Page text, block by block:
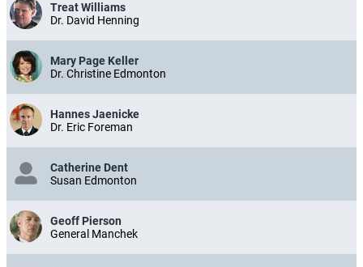
Treat Williams
Dr. David Henning
Mary Page Keller
Dr. Christine Edmonton
Hannes Jaenicke
Dr. Eric Foreman
Catherine Dent
Susan Edmonton
Geoff Pierson
General Manchek